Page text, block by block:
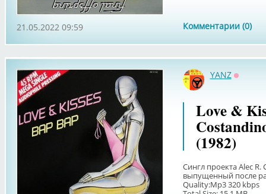
Комментарии (0)
21.05.2022 09:59
YANZ
Love &
(1982)
Сингл проекта Alec
выпущенный после
Quality:Mp3 320 kbps